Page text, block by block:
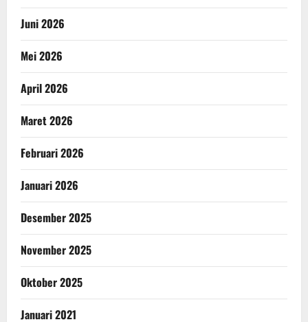
Juni 2026
Mei 2026
April 2026
Maret 2026
Februari 2026
Januari 2026
Desember 2025
November 2025
Oktober 2025
Januari 2021